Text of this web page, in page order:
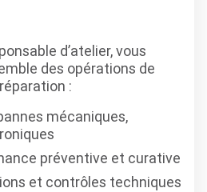
d’atelier, vous
des opérations de
:
mécaniques,
préventive et curative
et contrôles techniques